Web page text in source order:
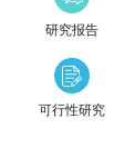
研究报告
可行性研究